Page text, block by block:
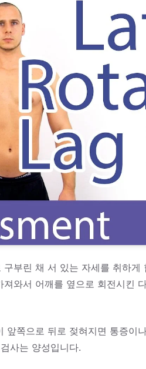
부린 채 서 있는 자세를 취하게
와서 어깨를 옆으로 회전시킨
앞쪽으로 뒤로 젖혀지면 통증이
사는 양성입니다.